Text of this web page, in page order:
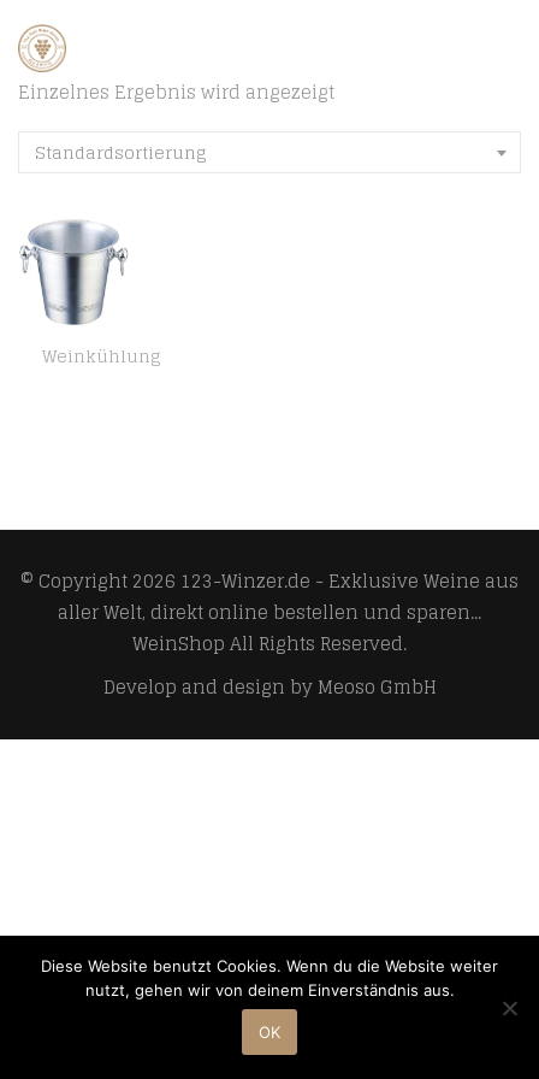
Einzelnes Ergebnis wird angezeigt
Standardsortierung
Weinkühlung
© Copyright 2026 123-Winzer.de - Exklusive Weine aus
aller Welt, direkt online bestellen und sparen...
WeinShopAll Rights Reserved.
Develop and design byMeoso GmbH
Diese Website benutzt Cookies. Wenn du die Website weiter
nutzt, gehen wir von deinem Einverständnis aus.
OK